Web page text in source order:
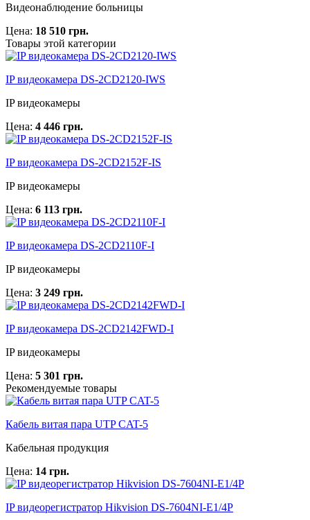
Видеонаблюдение больницы
Цена: 18 510 грн.
Товары этой категории
IP видеокамера DS-2CD2120-IWS
IP видеокамеры
Цена: 4 446 грн.
IP видеокамера DS-2CD2152F-IS
IP видеокамеры
Цена: 6 113 грн.
IP видеокамера DS-2CD2110F-I
IP видеокамеры
Цена: 3 249 грн.
IP видеокамера DS-2CD2142FWD-I
IP видеокамеры
Цена: 5 301 грн.
Рекомендуемые товары
Кабель витая пара UTP CAT-5
Кабельная продукция
Цена: 14 грн.
IP видеорегистратор Hikvision DS-7604NI-E1/4P